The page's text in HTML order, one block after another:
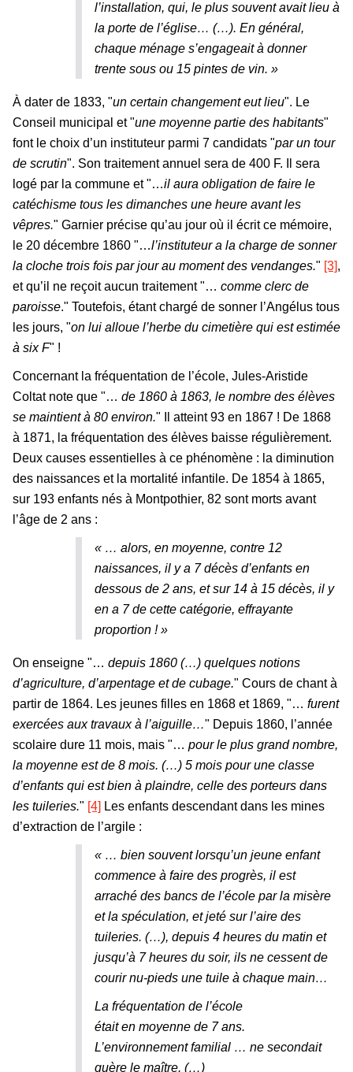
l’installation, qui, le plus souvent avait lieu à
la porte de l’église… (…). En général,
chaque ménage s’engageait à donner
trente sous ou 15 pintes de vin. »
À dater de 1833, "un certain changement eut lieu". Le
Conseil municipal et "une moyenne partie des habitants"
font le choix d’un instituteur parmi 7 candidats "par un tour
de scrutin". Son traitement annuel sera de 400 F. Il sera
logé par la commune et "…il aura obligation de faire le
catéchisme tous les dimanches une heure avant les
vêpres." Garnier précise qu’au jour où il écrit ce mémoire,
le 20 décembre 1860 "…l’instituteur a la charge de sonner
la cloche trois fois par jour au moment des vendanges." [3],
et qu’il ne reçoit aucun traitement "… comme clerc de
paroisse." Toutefois, étant chargé de sonner l’Angélus tous
les jours, "on lui alloue l’herbe du cimetière qui est estimée
à six F" !
Concernant la fréquentation de l’école, Jules-Aristide
Coltat note que "… de 1860 à 1863, le nombre des élèves
se maintient à 80 environ." Il atteint 93 en 1867 ! De 1868
à 1871, la fréquentation des élèves baisse régulièrement.
Deux causes essentielles à ce phénomène : la diminution
des naissances et la mortalité infantile. De 1854 à 1865,
sur 193 enfants nés à Montpothier, 82 sont morts avant
l’âge de 2 ans :
« … alors, en moyenne, contre 12
naissances, il y a 7 décès d’enfants en
dessous de 2 ans, et sur 14 à 15 décès, il y
en a 7 de cette catégorie, effrayante
proportion !»
On enseigne "… depuis 1860 (…) quelques notions
d’agriculture, d’arpentage et de cubage." Cours de chant à
partir de 1864. Les jeunes filles en 1868 et 1869, "… furent
exercées aux travaux à l’aiguille…" Depuis 1860, l’année
scolaire dure 11 mois, mais "… pour le plus grand nombre,
la moyenne est de 8 mois. (…) 5 mois pour une classe
d’enfants qui est bien à plaindre, celle des porteurs dans
les tuileries." [4] Les enfants descendant dans les mines
d’extraction de l’argile :
« … bien souvent lorsqu’un jeune enfant
commence à faire des progrès, il est
arraché des bancs de l’école par la misère
et la spéculation, et jeté sur l’aire des
tuileries. (…), depuis 4 heures du matin et
jusqu’à 7 heures du soir, ils ne cessent de
courir nu-pieds une tuile à chaque main…
La fréquentation de l’école
était en moyenne de 7 ans.
L’environnement familial … ne secondait
guère le maître. (…)